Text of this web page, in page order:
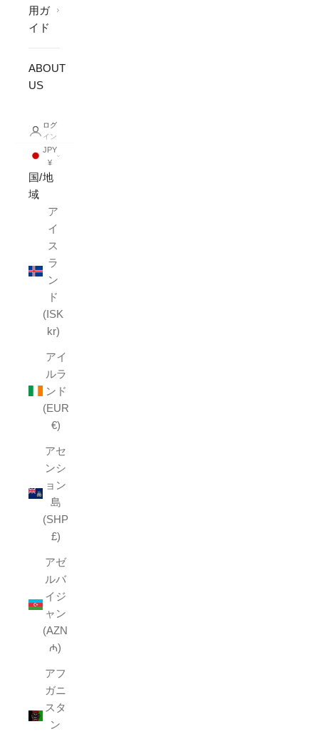
用ガ
イド
ABOUT
US
ログ
イン
JPY
¥
国/地
域
ア
イ
ス
ラ
ン
ド
(ISK
kr)
アイ
ルラ
ンド
(EUR
€)
アセ
ンシ
ョン
島
(SHP
£)
アゼ
ルバ
イジ
ャン
(AZN
₼)
アフ
ガニ
スタ
ン